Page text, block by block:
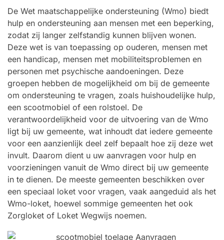
De Wet maatschappelijke ondersteuning (Wmo) biedt
hulp en ondersteuning aan mensen met een beperking,
zodat zij langer zelfstandig kunnen blijven wonen.
Deze wet is van toepassing op ouderen, mensen met
een handicap, mensen met mobiliteitsproblemen en
personen met psychische aandoeningen. Deze
groepen hebben de mogelijkheid om bij de gemeente
om ondersteuning te vragen, zoals huishoudelijke hulp,
een scootmobiel of een rolstoel. De
verantwoordelijkheid voor de uitvoering van de Wmo
ligt bij uw gemeente, wat inhoudt dat iedere gemeente
voor een aanzienlijk deel zelf bepaalt hoe zij deze wet
invult. Daarom dient u uw aanvragen voor hulp en
voorzieningen vanuit de Wmo direct bij uw gemeente
in te dienen. De meeste gemeenten beschikken over
een speciaal loket voor vragen, vaak aangeduid als het
Wmo-loket, hoewel sommige gemeenten het ook
Zorgloket of Loket Wegwijs noemen.